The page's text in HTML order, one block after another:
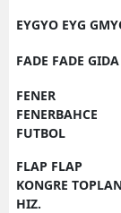
EYGYO EYG
FADE FADE GIDA
FENER
FENERBAHCE
FUTBOL
FLAP FLAP
KONGRE
HIZ.